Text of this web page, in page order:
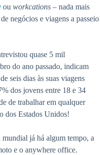
ou workcations – nada mais
negócios e viagens a passeio
quase 5 mil
do ano passado, indicam
seis dias às suas viagens
dos jovens entre 18 e 34
de trabalhar em qualquer
dos Estados Unidos!
já há algum tempo, a
e o anywhere office.